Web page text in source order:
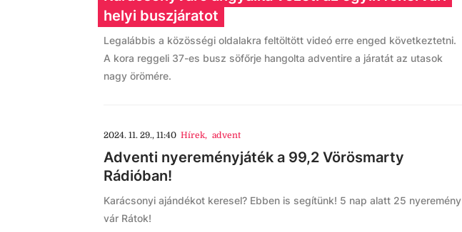
helyi buszjáratot
Legalábbis a közösségi oldalakra feltöltött videó erre enged következtetni.
A kora reggeli 37-es busz söfőrje hangolta adventire a járatát az utasok
nagy örömére.
2024. 11. 29., 11:40 Hírek, advent
Adventi nyereményjáték a 99,2 Vörösmarty
Rádióban!
Karácsonyi ajándékot keresel? Ebben is segítünk! 5 nap alatt 25 nyeremény
vár Rátok!